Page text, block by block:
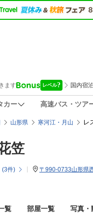
カー 高速バス・ツア
山形県 寒河江・月山 レ
笠
(3件) 〒990-0733山形県
覧 部屋一覧 写真・